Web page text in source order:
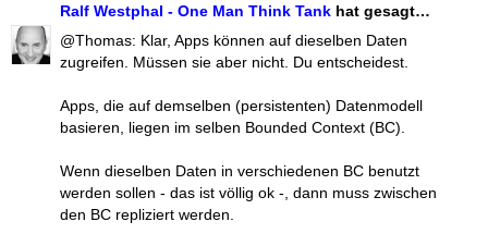
Ralf Westphal - One Man Think Tank hat gesagt…
@Thomas: Klar, Apps können auf dieselben Daten
zugreifen. Müssen sie aber nicht. Du entscheidest.
Apps, die auf demselben (persistenten) Datenmodell
basieren, liegen im selben Bounded Context (BC).
Wenn dieselben Daten in verschiedenen BC benutzt
werden sollen - das ist völlig ok -, dann muss zwischen
den BC repliziert werden.